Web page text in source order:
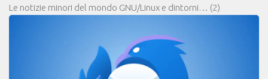
Le notizie minori del mondo GNU/Linux e dintorni… (2)